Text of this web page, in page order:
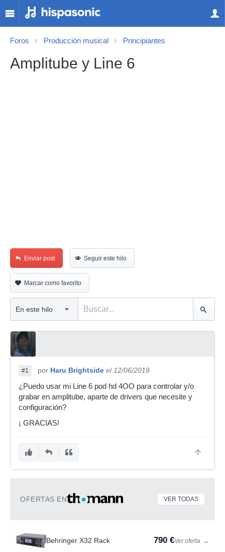
Foros Producción musical Principiantes
Amplitube y Line 6
Enviar post Seguir este hilo
Marcar como favorito
#1 por Haru Brightside el 12/06/2019
¿Puedo usar mi Line 6 pod hd 4OO para controlar y/o
grabar en amplitube, aparte de drivers que necesite y
configuración?
¡ GRACIAS!
OFERTAS EN VER TODAS
Behringer X32 Rack 790 €Ver oferta →